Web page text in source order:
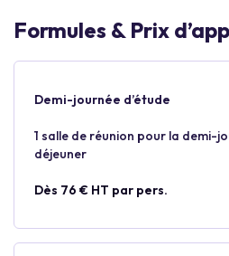
Formules & Prix
Demi-journée d’étude
1 salle de réunion pour la demi-
déjeuner
Dès 76 € HT par pers.